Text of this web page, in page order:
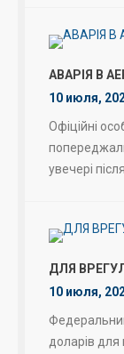
АВАРІЯ В
10 июля,
Офіційні
увечері
ДЛЯ
10 июля,
доларів для